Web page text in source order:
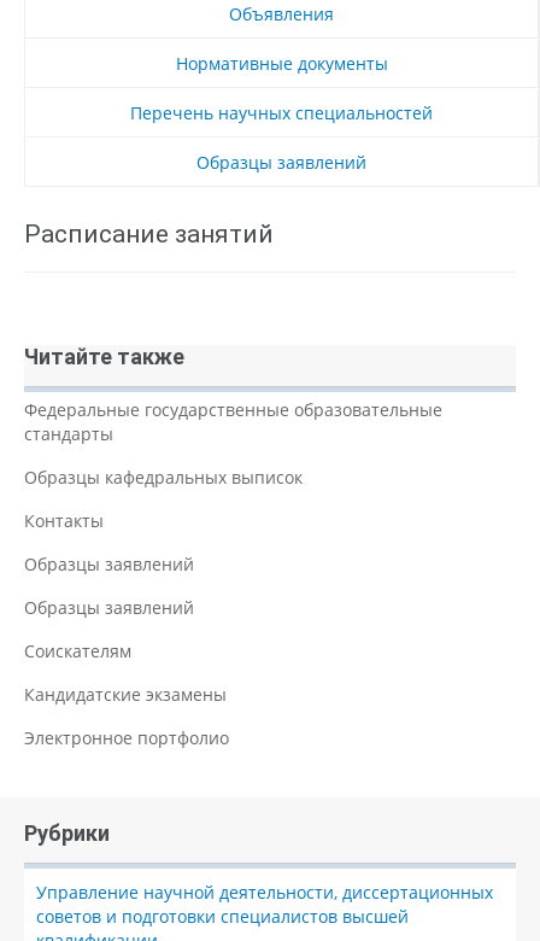
Объявления
Нормативные документы
Перечень научных специальностей
Образцы заявлений
Расписание занятий
Читайте также
Федеральные государственные образовательные
стандарты
Образцы кафедральных выписок
Контакты
Образцы заявлений
Образцы заявлений
Соискателям
Кандидатские экзамены
Электронное портфолио
Рубрики
Управление научной деятельности, диссертационных
советов и подготовки специалистов высшей